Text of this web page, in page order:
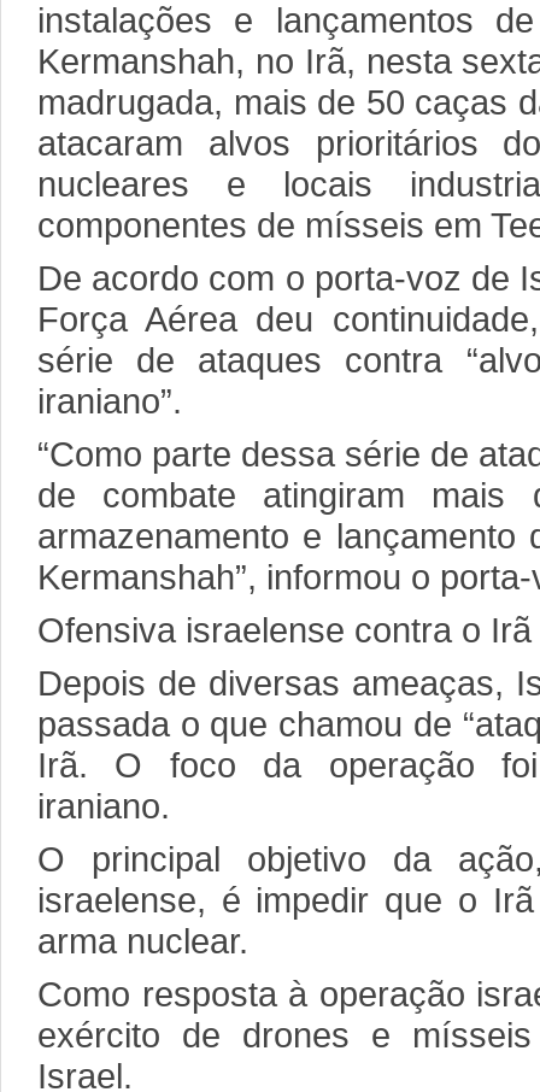
instalações e lançamentos
Kermanshah, no Irã, nesta
madrugada, mais de 50 caças
atacaram alvos prioritários
nucleares e locais
componentes de mísseis em
De acordo com o porta-voz de
Força Aérea deu
série de ataques contra
iraniano”.
“Como parte dessa série de
de combate atingiram mais
armazenamento e lançamento
Kermanshah”, informou o
Ofensiva israelense contra o Irã
Depois de diversas ameaças,
passada o que chamou de
Irã. O foco da operação
iraniano.
O principal objetivo da
israelense, é impedir que o
arma nuclear.
Como resposta à operação
exército de drones e
Israel.